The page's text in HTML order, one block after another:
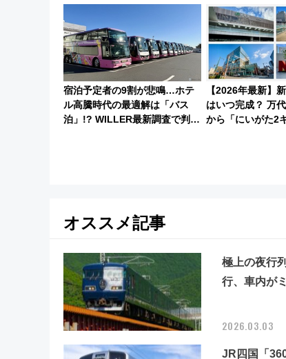
宿泊予定者の9割が悲鳴…ホテ
ル高騰時代の最適解は「バス
泊」!? WILLER最新調査で判明
【2026年最新】
はいつ完成？ 万
から「にいがた2
オススメ記事
極上の夜行
行、車内が
2026.03.03
JR四国「